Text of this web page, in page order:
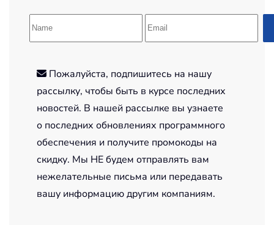
Пожалуйста, подпишитесь на нашу
рассылку, чтобы быть в курсе последних
новостей. В нашей рассылке вы узнаете
о последних обновлениях программного
обеспечения и получите промокоды на
скидку. Мы НЕ будем отправлять вам
нежелательные письма или передавать
вашу информацию другим компаниям.